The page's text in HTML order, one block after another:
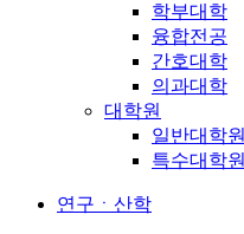
학부대학
융합전공
간호대학
의과대학
대학원
일반대학원
특수대학원
연구ㆍ산학